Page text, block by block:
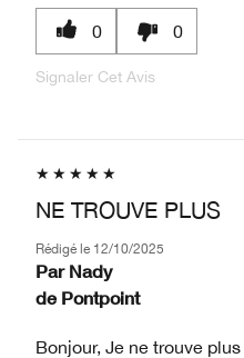
0 0
Signaler Cet Avis
NE TROUVE PLUS
Rédigé le 12/10/2025
Par Nady
de Pontpoint
Bonjour, Je ne trouve